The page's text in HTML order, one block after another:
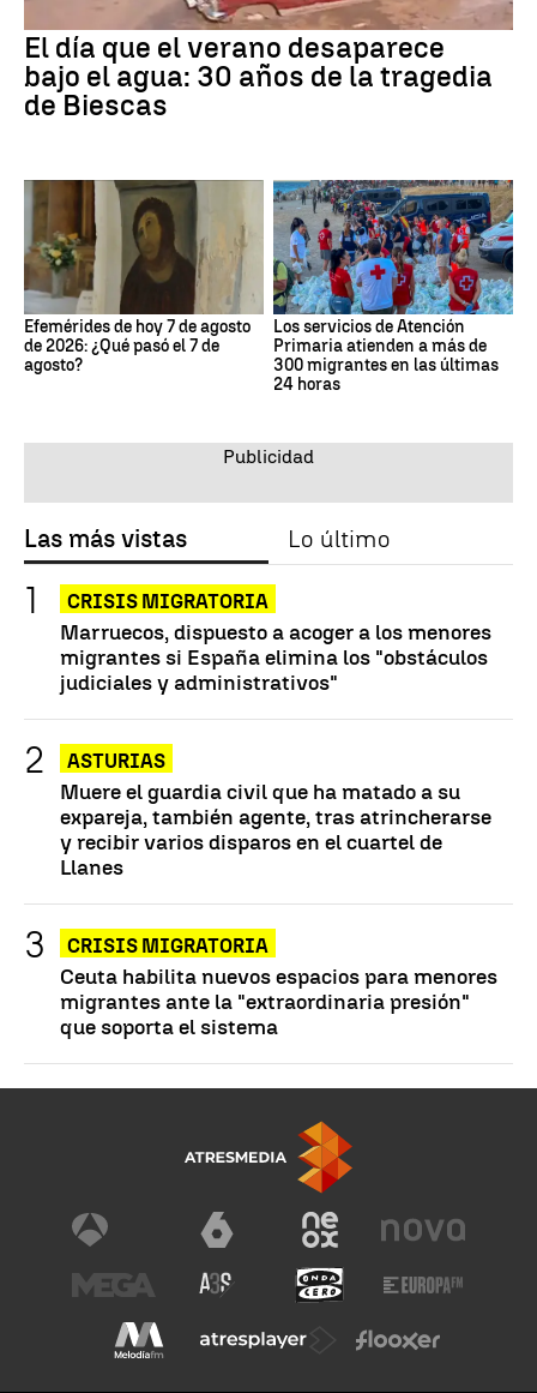
El día que el verano desaparece
bajo el agua: 30 años de la tragedia
de Biescas
Efemérides de hoy 7 de agosto
de 2026: ¿Qué pasó el 7 de
agosto?
Los servicios de Atención
Primaria atienden a más de
300 migrantes en las últimas
24 horas
Las más vistas Lo último
CRISIS MIGRATORIA
Marruecos, dispuesto a acoger a los menores
migrantes si España elimina los "obstáculos
judiciales y administrativos"
ASTURIAS
Muere el guardia civil que ha matado a su
expareja, también agente, tras atrincherarse
y recibir varios disparos en el cuartel de
Llanes
CRISIS MIGRATORIA
Ceuta habilita nuevos espacios para menores
migrantes ante la "extraordinaria presión"
que soporta el sistema